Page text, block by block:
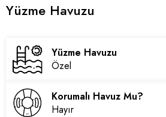
Yüzme Havuzu
Yüzme Havuzu
Özel
Korumalı Havuz Mu?
Hayır